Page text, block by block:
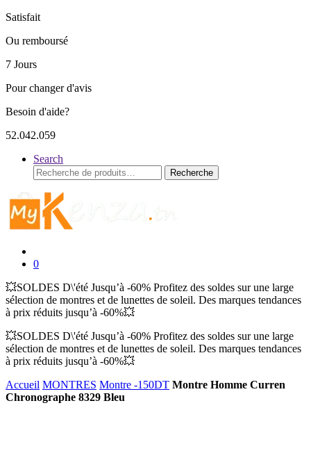
Satisfait
Ou remboursé
7 Jours
Pour changer d'avis
Besoin d'aide?
52.042.059
Search
Recherche
pour :
Recherche
0
💥SOLDES D\'été Jusqu’à -60% Profitez des soldes sur une large
sélection de montres et de lunettes de soleil. Des marques tendances
à prix réduits jusqu’à -60%💥
💥SOLDES D\'été Jusqu’à -60% Profitez des soldes sur une large
sélection de montres et de lunettes de soleil. Des marques tendances
à prix réduits jusqu’à -60%💥
Accueil MONTRES Montre -150DT Montre Homme Curren
Chronographe 8329 Bleu